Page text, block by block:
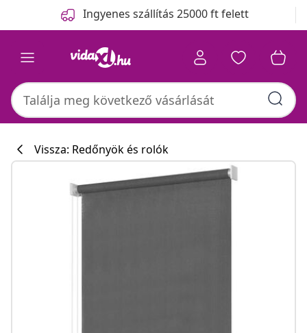
Ingyenes szállítás 25000 ft felett
Vissza: Redőnyök és rolók